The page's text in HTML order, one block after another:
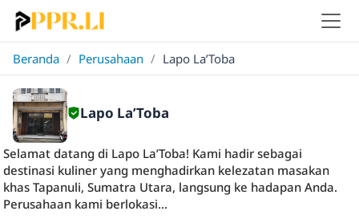
Beranda / Perusahaan / Lapo La’Toba
Lapo La’Toba
Selamat datang di Lapo La’Toba! Kami hadir sebagai
destinasi kuliner yang menghadirkan kelezatan masakan
khas Tapanuli, Sumatra Utara, langsung ke hadapan Anda.
Perusahaan kami berlokasi...